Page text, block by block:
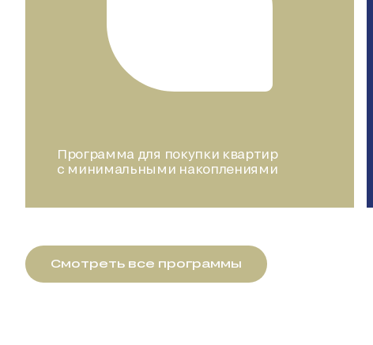
Программа для покупки квартир
с минимальными накоплениями
Смотреть все программы